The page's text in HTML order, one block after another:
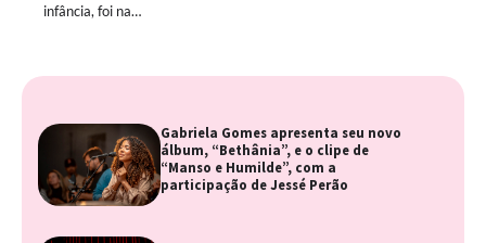
infância, foi na…
Gabriela Gomes apresenta seu novo
álbum, “Bethânia”, e o clipe de
“Manso e Humilde”, com a
participação de Jessé Perão